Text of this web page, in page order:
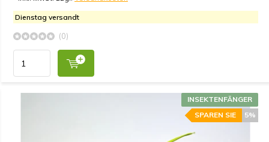
Dienstag versandt
(0)
INSEKTENFÄNGER
5%
SPAREN SIE